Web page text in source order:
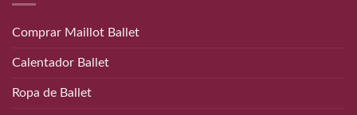
Comprar Maillot Ballet
Calentador Ballet
Ropa de Ballet